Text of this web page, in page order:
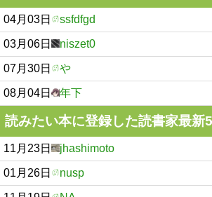
04月03日 ssfdfgd
03月06日 niszet0
07月30日 や
08月04日 年下
読みたい本に登録した読書家最新
11月23日 jhashimoto
01月26日 nusp